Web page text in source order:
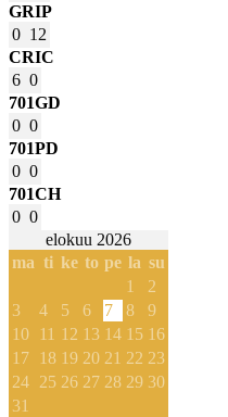
GRIP
0 12
CRIC
6 0
701GD
0 0
701PD
0 0
701CH
0 0
elokuu 2026
ma ti ke to pe la su
1
2
3
4 5 6 7 8
9
10 11 12 13 14 15 16
17 18 19 20 21 22 23
24 25 26 27 28 29 30
31